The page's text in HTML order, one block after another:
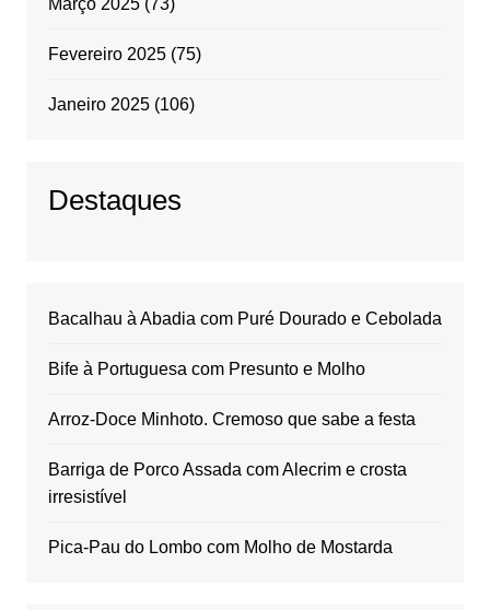
Março 2025(73)
Fevereiro 2025(75)
Janeiro 2025(106)
Destaques
Bacalhau à Abadia com Puré Dourado e Cebolada
Bife à Portuguesa com Presunto e Molho
Arroz-Doce Minhoto. Cremoso que sabe a festa
Barriga de Porco Assada com Alecrim e crosta
irresistível
Pica-Pau do Lombo com Molho de Mostarda